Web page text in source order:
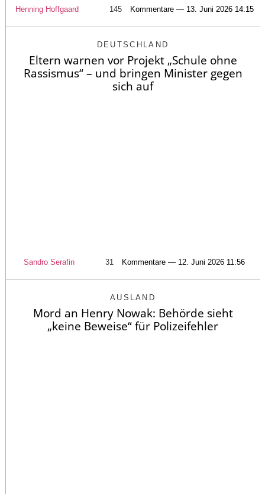
Henning Hoffgaard 145 Kommentare — 13. Juni 2026 14:15
DEUTSCHLAND
Eltern warnen vor Projekt „Schule ohne
Rassismus“ – und bringen Minister gegen
sich auf
Sandro Serafin 31 Kommentare — 12. Juni 2026 11:56
AUSLAND
Mord an Henry Nowak: Behörde sieht
„keine Beweise“ für Polizeifehler